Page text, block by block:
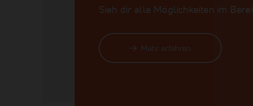
Sieh dir alle Möglichkeiten im
Mehr erfahren